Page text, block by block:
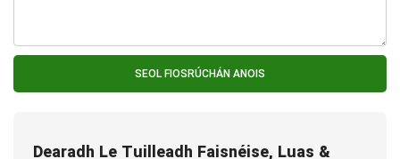
SEOL FIOSRÚCHÁN ANOIS
Dearadh Le Tuilleadh Faisnéise, Luas &